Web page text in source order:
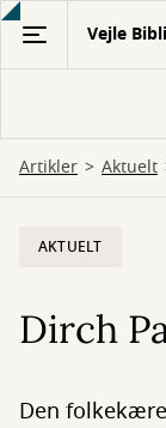
Gå
hovedindhold
Vejle
Artikler Aktuelt
AKTUELT
Dirch
Den